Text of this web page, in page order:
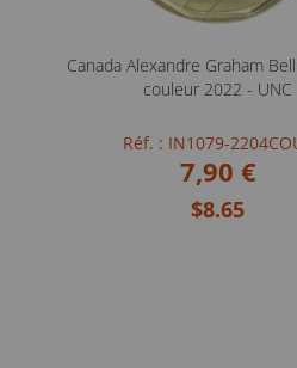
Canada Alexandre Graham
couleur 2022 - UNC
Réf. : IN1079-
7,90 €
$8.65